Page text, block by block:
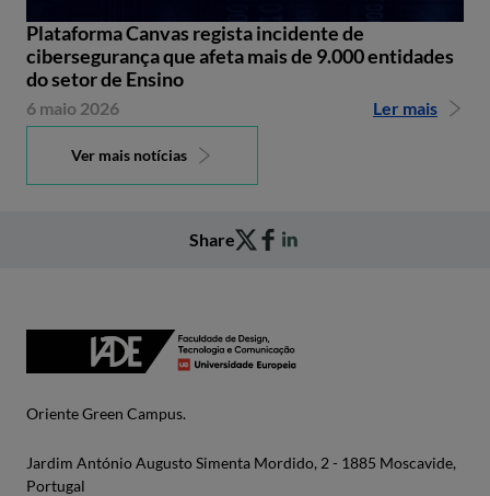
Plataforma Canvas regista incidente de
cibersegurança que afeta mais de 9.000 entidades
do setor de Ensino
6 maio 2026 Ler mais
Ver mais notícias
Share
Oriente Green Campus.
Jardim António Augusto Simenta Mordido, 2 - 1885 Moscavide,
Portugal